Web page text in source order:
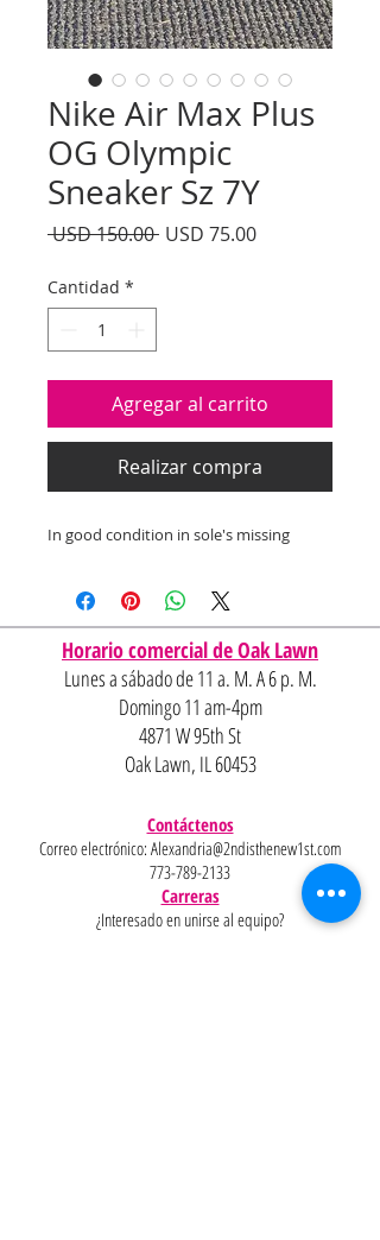
Nike Air Max Plus
OG Olympic
Sneaker Sz 7Y
USD 150.00 Precio
USD 75.00Precio
Cantidad *
Agregar al carrito
Realizar compra
In good condition in sole's missing
Horario comercial de Oak Lawn
Lunes a sábado de 11 a. M. A 6 p. M.
Domingo 11 am-4pm
4871 W 95th St
Oak Lawn, IL 60453
Contáctenos
Correo electrónico: Alexandria@2ndisthenew1st.com
773-789-2133
Carreras
¿Interesado en unirse al equipo?